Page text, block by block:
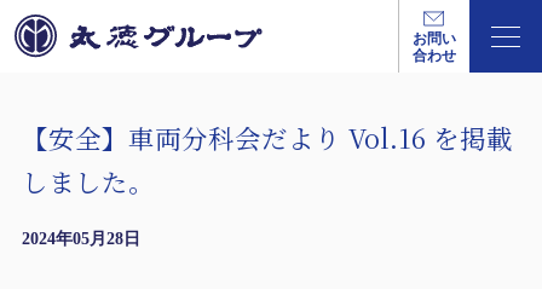
お問い
合わせ
【安全】車両分科会だより Vol.16 を掲載
しました。
2024年05月28日